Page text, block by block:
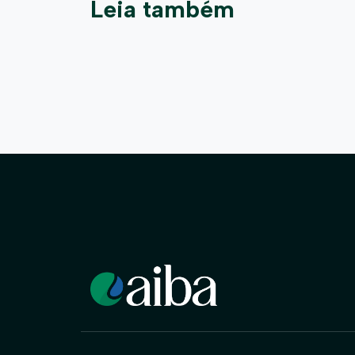
Leia também